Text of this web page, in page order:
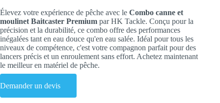
était :
$399.00.
est :
$139.00.
Élevez votre expérience de pêche avec le Combo canne et
moulinet Baitcaster Premium par HK Tackle. Conçu pour la
précision et la durabilité, ce combo offre des performances
inégalées tant en eau douce qu'en eau salée. Idéal pour tous les
niveaux de compétence, c'est votre compagnon parfait pour des
lancers précis et un enroulement sans effort. Achetez maintenant
le meilleur en matériel de pêche.
Demander un devis